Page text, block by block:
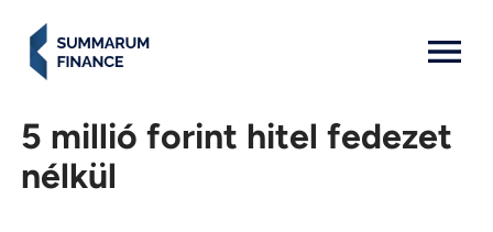
5 millió forint hitel fedezet
nélkül